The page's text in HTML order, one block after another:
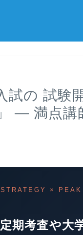
試の 試験
― 満点
× PEAK
定期考査や大